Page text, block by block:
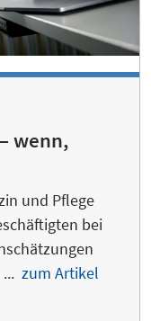
wenn,
und Pflege
bei
zum Artikel